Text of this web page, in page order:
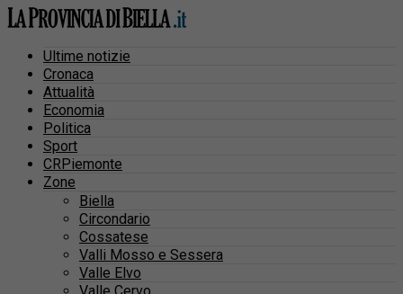
Ultime notizie
Cronaca
Attualità
Economia
Politica
Sport
CRPiemonte
Zone
Biella
Circondario
Cossatese
Valli Mosso e Sessera
Valle Elvo